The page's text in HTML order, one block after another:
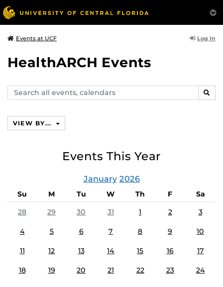
Events at UCF Log In
HealthARCH Events
Search
events,
VIEW BY...
Events This Year
January 2026
Su M Tu W Th F
Sa
28
29 30 31 1 2 3
4 5 6 7 8 9 10
11 12 13 14 15 16 17
18 19 20 21 22 23 24